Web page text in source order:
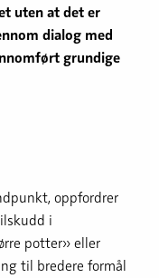
uten at det er
dialog med
grundige
oppfordrer
i
potter» eller
til bredere formål